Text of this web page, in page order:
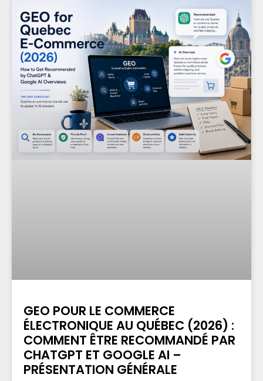
GEO POUR LE COMMERCE
ÉLECTRONIQUE AU QUÉBEC (2026) :
COMMENT ÊTRE RECOMMANDÉ PAR
CHATGPT ET GOOGLE AI –
PRÉSENTATION GÉNÉRALE